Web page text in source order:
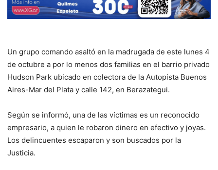
Un grupo comando asaltó en la madrugada de este lunes 4
de octubre a por lo menos dos familias en el barrio privado
Hudson Park ubicado en colectora de la Autopista Buenos
Aires-Mar del Plata y calle 142, en Berazategui.
Según se informó, una de las víctimas es un reconocido
empresario, a quien le robaron dinero en efectivo y joyas.
Los delincuentes escaparon y son buscados por la
Justicia.